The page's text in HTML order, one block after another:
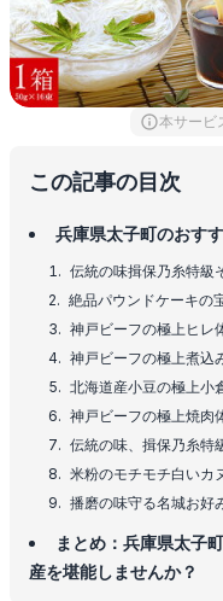
本サービ
この記事の目次
兵庫県太子町のおす
伝統の味揖保乃糸特級
絶品パウンドケーキの
神戸ビーフの極上ヒレ
神戸ビーフの極上煮込
北海道産小豆の極上小
神戸ビーフの極上焼肉
伝統の味、揖保乃糸特
米粉のモチモチ白いカ
播磨の味守る名城お好
まとめ：兵庫県太子
産を堪能しませんか？